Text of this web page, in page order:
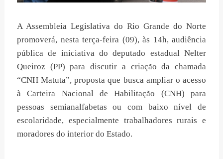
A Assembleia Legislativa do Rio Grande do Norte
promoverá, nesta terça-feira (09), às 14h, audiência
pública de iniciativa do deputado estadual Nelter
Queiroz (PP) para discutir a criação da chamada
“CNH Matuta”, proposta que busca ampliar o acesso
à Carteira Nacional de Habilitação (CNH) para
pessoas semianalfabetas ou com baixo nível de
escolaridade, especialmente trabalhadores rurais e
moradores do interior do Estado.